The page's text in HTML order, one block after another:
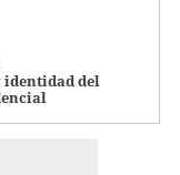
identidad del